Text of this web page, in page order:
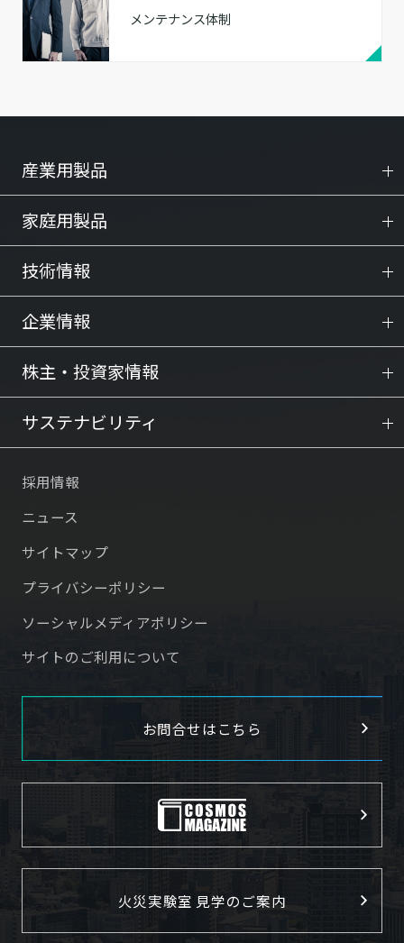
メンテナンス体制
産業用製品
家庭用製品
技術情報
企業情報
株主・投資家情報
サステナビリティ
採用情報
ニュース
サイトマップ
プライバシーポリシー
ソーシャルメディアポリシー
サイトのご利用について
お問合せはこちら
火災実験室 見学のご案内